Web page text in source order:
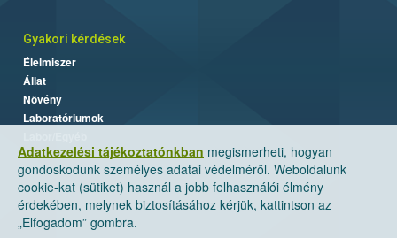
Adatkezelési tájékoztatónkban megismerheti, hogyan
gondoskodunk személyes adatai védelméről. Weboldalunk
cookie-kat (sütiket) használ a jobb felhasználói élmény
érdekében, melynek biztosításához kérjük, kattintson az
„Elfogadom” gombra.
Gyakori kérdések
Élelmiszer
Állat
Növény
Laboratóriumok